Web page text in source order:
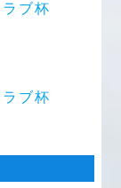
ブ杯
ブ杯